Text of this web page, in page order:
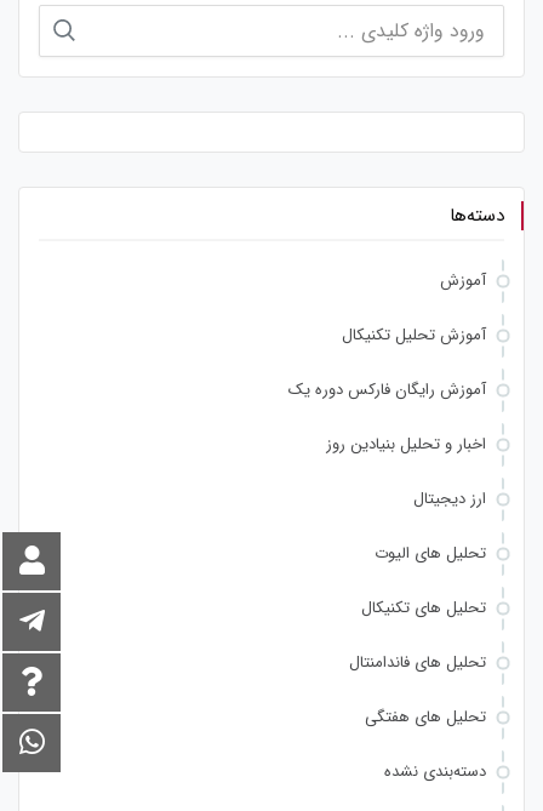
برای:
دسته‌ها
آموزش
آموزش تحلیل تکنیکال
آموزش رایگان فارکس دوره یک
اخبار و تحلیل بنیادین روز
ارز دیجیتال
تحلیل های الیوت
تحلیل های تکنیکال
تحلیل های فاندامنتال
تحلیل های هفتگی
دسته‌بندی نشده